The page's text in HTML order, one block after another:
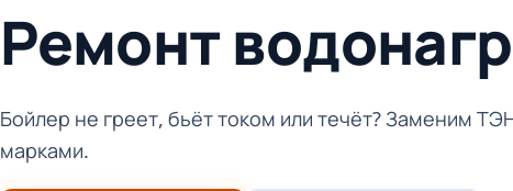
Ремонт
Бойлер не греет, бьёт током или течёт? Заменим
марками.